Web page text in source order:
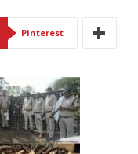
Pinterest